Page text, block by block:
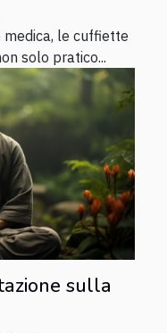
le cuffiette
solo pratico...
sulla